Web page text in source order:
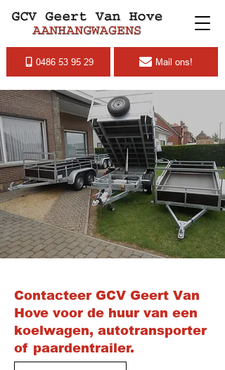
0486 53 95 29 Mail ons!
Contacteer GCV Geert Van
Hove voor de huur van een
koelwagen, autotransporter
of paardentrailer.